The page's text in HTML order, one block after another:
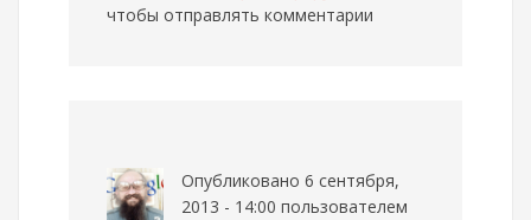
чтобы отправлять комментарии
Опубликовано 6 сентября,
2013 - 14:00 пользователем